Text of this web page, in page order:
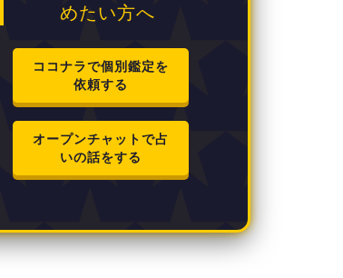
めたい方へ
ココナラで個別鑑定を
依頼する
オープンチャットで占
いの話をする